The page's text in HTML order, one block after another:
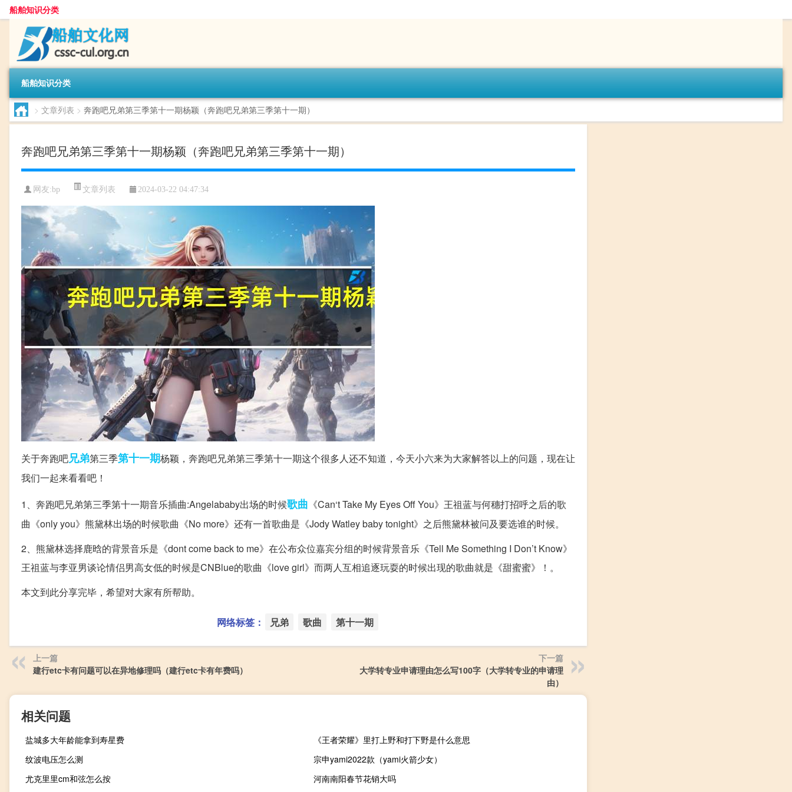
船舶知识分类
船舶知识分类
> 文章列表 > 奔跑吧兄弟第三季第十一期杨颖（奔跑吧兄弟第三季第十一期）
奔跑吧兄弟第三季第十一期杨颖（奔跑吧兄弟第三季第十一期）
网友:bp 文章列表 2024-03-22 04:47:34
关于奔跑吧兄弟第三季第十一期杨颖，奔跑吧兄弟第三季第十一期这个很多人还不知道，今天小六来为大家解答以上的问题，现在让
我们一起来看看吧！
1、奔跑吧兄弟第三季第十一期音乐插曲:Angelababy出场的时候歌曲 《Can‘t Take My Eyes Off You》王祖蓝与何穗打招呼之后的歌
曲《only you》熊黛林出场的时候歌曲《No more》还有一首歌曲是《Jody Watley baby tonight》之后熊黛林被问及要选谁的时候。
2、熊黛林选择鹿晗的背景音乐是《dont come back to me》在公布众位嘉宾分组的时候背景音乐《Tell Me Something I Don’t Know》
王祖蓝与李亚男谈论情侣男高女低的时候是CNBlue的歌曲《love girl》而两人互相追逐玩耍的时候出现的歌曲就是《甜蜜蜜》！。
本文到此分享完毕，希望对大家有所帮助。
网络标签： 兄弟 歌曲 第十一期
上一篇
建行etc卡有问题可以在异地修理吗（建行etc卡有年费吗）
下一篇
大学转专业申请理由怎么写100字（大学转专业的申请理
由）
相关问题
盐城多大年龄能拿到寿星费
《王者荣耀》里打上野和打下野是什么意思
纹波电压怎么测
宗申yami2022款（yami火箭少女）
尤克里里cm和弦怎么按
河南南阳春节花销大吗